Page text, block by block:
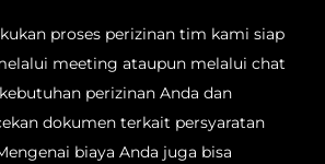
proses perizinan tim kami siap
meeting ataupun melalui chat
perizinan Anda dan
dokumen terkait persyaratan
biaya Anda juga bisa